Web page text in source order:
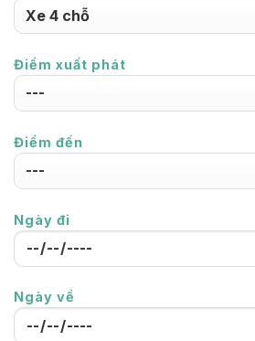
Điểm xuất phát
Điểm đến
Ngày đi
Ngày về